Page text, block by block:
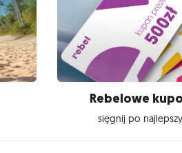
Rebelowe
sięgnij po